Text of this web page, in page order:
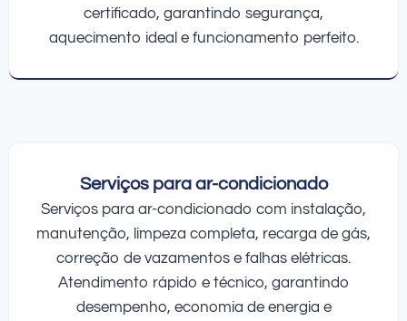
certificado, garantindo segurança,
aquecimento ideal e funcionamento perfeito.
Serviços para ar-condicionado
Serviços para ar-condicionado com instalação,
manutenção, limpeza completa, recarga de gás,
correção de vazamentos e falhas elétricas.
Atendimento rápido e técnico, garantindo
desempenho, economia de energia e